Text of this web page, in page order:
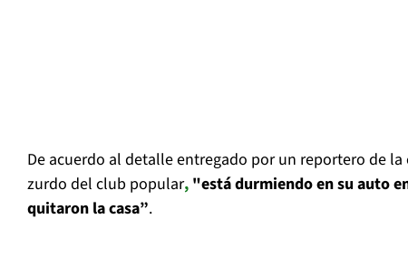
De acuerdo al detalle entregado por un reportero de
zurdo del club popular, "está durmiendo en su auto
quitaron la casa”.